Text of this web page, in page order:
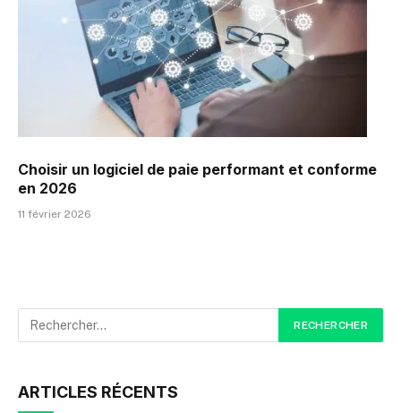
Choisir un logiciel de paie performant et conforme
en 2026
11 février 2026
ARTICLES RÉCENTS